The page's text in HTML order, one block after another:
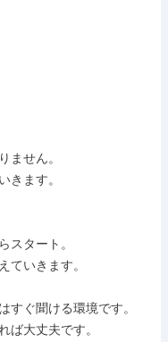
ません。
きます。
スタート。
ていきます。
すぐ聞ける環境です。
ば大丈夫です。